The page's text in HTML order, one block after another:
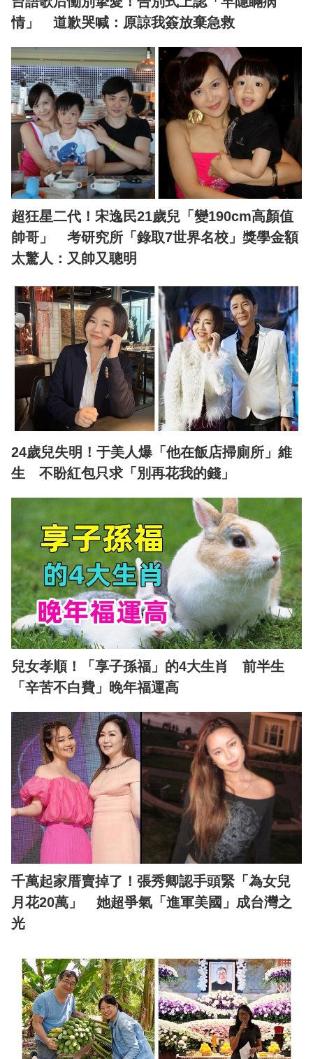
情」 道歉哭喊：原諒我簽放棄急救
超狂星二代！宋逸民21歲兒「變190cm高顏值
帥哥」 考研究所「錄取7世界名校」獎學金額
太驚人：又帥又聰明
24歲兒失明！于美人爆「他在飯店掃廁所」維
生 不盼紅包只求「別再花我的錢」
兒女孝順！「享子孫福」的4大生肖 前半生
「辛苦不白費」晚年福運高
千萬起家厝賣掉了！張秀卿認手頭緊「為女兒
月花20萬」 她超爭氣「進軍美國」成台灣之
光